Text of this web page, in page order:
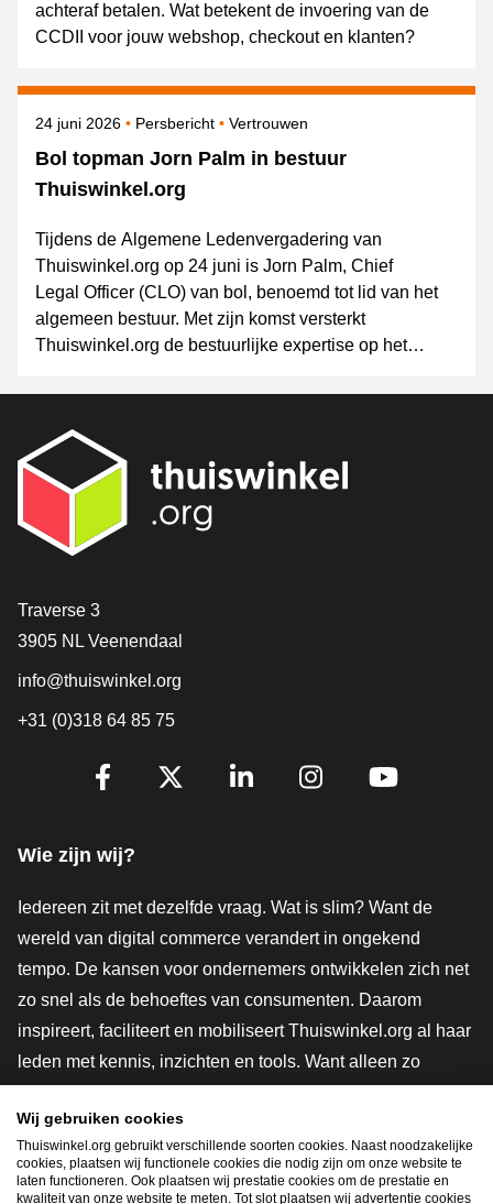
achteraf betalen. Wat betekent de invoering van de
CCDII voor jouw webshop, checkout en klanten?
Bol topman Jorn Palm in bestuur
Thuiswinkel.org
Gepubliceerd op
24 juni 2026 Categorie
Persbericht Onderwerpen
Vertrouwen
Tijdens de Algemene Ledenvergadering van
Thuiswinkel.org op 24 juni is Jorn Palm, Chief
Legal Officer (CLO) van bol, benoemd tot lid van het
algemeen bestuur. Met zijn komst versterkt
Thuiswinkel.org de bestuurlijke expertise op het
innovatie en (online) consumentenvertrouwen.
Contact
Traverse 3
3905 NL Veenendaal
info@thuiswinkel.org
+31 (0)318 64 85 75
Volg je ons al?
Wie zijn wij?
Iedereen zit met dezelfde vraag. Wat is slim? Want de
wereld van digital commerce verandert in ongekend
tempo. De kansen voor ondernemers ontwikkelen zich net
zo snel als de behoeftes van consumenten. Daarom
inspireert, faciliteert en mobiliseert Thuiswinkel.org al haar
leden met kennis, inzichten en tools. Want alleen zo
innovatievere toekomst. Dus groei ook mee en maak
shoppen slimmer.
Lid worden
Wij gebruiken cookies
Thuiswinkel.org gebruikt verschillende soorten cookies. Naast noodzakelijke
cookies, plaatsen wij functionele cookies die nodig zijn om onze website te
laten functioneren. Ook plaatsen wij prestatie cookies om de prestatie en
kwaliteit van onze website te meten. Tot slot plaatsen wij advertentie cookies